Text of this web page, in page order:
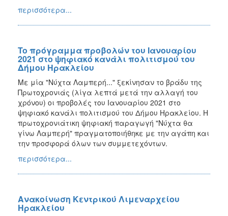
περισσότερα...
To πρόγραμμα προβολών του Ιανουαρίου
2021 στο ψηφιακό κανάλι πολιτισμού του
Δήμου Ηρακλείου
Με μία "Νύχτα Λαμπερή..." ξεκίνησαν το βράδυ της
Πρωτοχρονιάς (λίγα λεπτά μετά την αλλαγή του
χρόνου) οι προβολές του Ιανουαρίου 2021 στο
ψηφιακό κανάλι πολιτισμού του Δήμου Ηρακλείου. Η
πρωτοχρονιάτικη ψηφιακή παραγωγή "Νύχτα θα
γίνω Λαμπερή" πραγματοποιήθηκε με την αγάπη και
την προσφορά όλων των συμμετεχόντων.
περισσότερα...
Ανακοίνωση Κεντρικού Λιμεναρχείου
Ηρακλείου